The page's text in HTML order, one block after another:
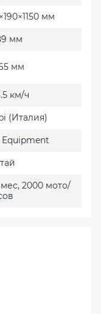
мм
мм
мм
км/ч
(Италия)
Еquipment
2000 мото/